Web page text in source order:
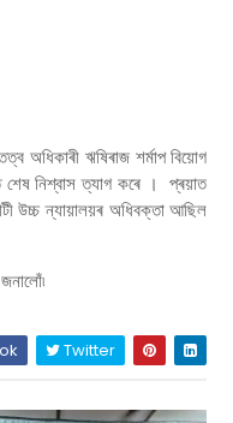
অধিকাৰী ঋষিৰাজ শৰ্মাপ বিয়োগ
নিশ্বাস ত্যাগ কৰে । প্ৰয়াত
উচ্চ ন্যায়ালয়ৰ অধিবক্তা আছিল
Twitter